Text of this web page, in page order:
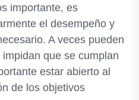
importante, es
el desempeño y
A veces pueden
que se cumplan
estar abierto al
de los objetivos